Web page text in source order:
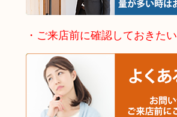
・ご来店前に確認しておきたい